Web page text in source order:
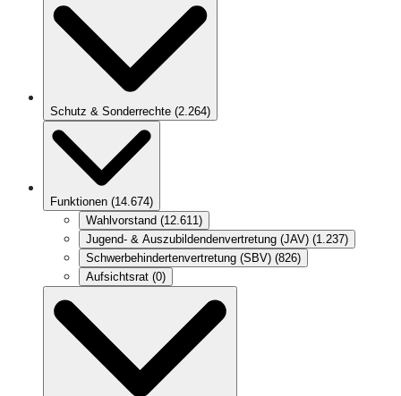
Schutz & Sonderrechte (2.264)
Funktionen (14.674)
Wahlvorstand (12.611)
Jugend- & Auszubildendenvertretung (JAV) (1.237)
Schwerbehindertenvertretung (SBV) (826)
Aufsichtsrat (0)